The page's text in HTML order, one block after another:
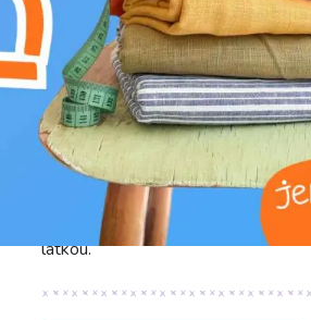
Umělá kožešina s tylem MULTI
éterickým půvabem tylu. Tento
vizuální a hmatový zážitek. Její
stálost barev a snadnou údržbu. S
objem a luxus, zůstává přitom
manžety. Skvěle se uplatní i při
polštáře či přehozy. Vdechněte
látkou.